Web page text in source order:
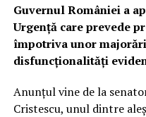
Guvernul României a
Urgență care prevede
împotriva unor
disfuncționalități
Anunțul vine de la
Cristescu, unul dintre